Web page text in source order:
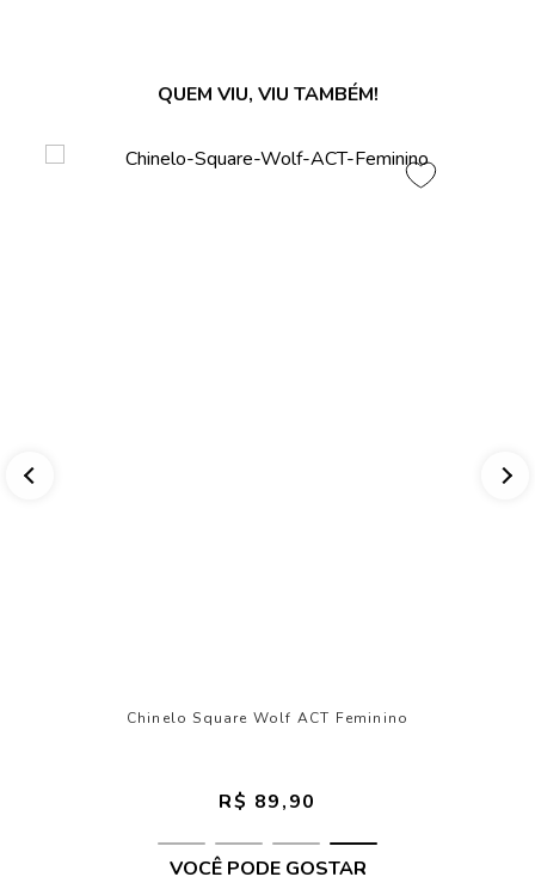
QUEM VIU, VIU TAMBÉM!
Chinelo Square Wolf ACT Feminino
R$ 89,90
VOCÊ PODE GOSTAR